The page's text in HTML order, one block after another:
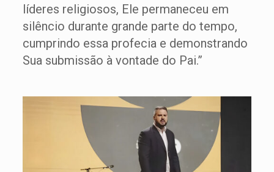
líderes religiosos, Ele permaneceu em
silêncio durante grande parte do tempo,
cumprindo essa profecia e demonstrando
Sua submissão à vontade do Pai.”